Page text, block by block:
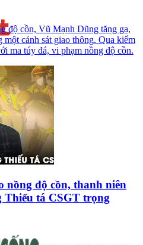
độ cồn, Vũ Mạnh Dũng tăng ga,
cảnh sát giao thông. Qua kiểm
ma túy đá, vi phạm nồng độ cồn.
nồng độ cồn, thanh niên
Thiếu tá CSGT trọng